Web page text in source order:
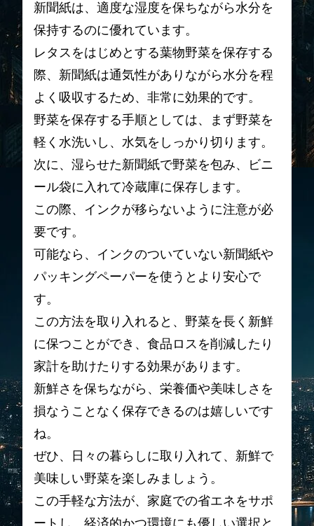
新聞紙は、適度な湿度を保ちながら水分を
保持するのに優れています。
レタスをはじめとする葉物野菜を保存する
際、新聞紙は通気性がありながら水分を程
よく吸収するため、非常に効果的です。
野菜を保存する手順としては、まず野菜を
軽く水洗いし、水気をしっかり切ります。
次に、湿らせた新聞紙で野菜を包み、ビニ
ール袋に入れて冷蔵庫に保存します。
この際、インクが移らないように注意が必
要です。
可能なら、インクのついていない新聞紙や
パッキングペーパーを使うとより安心で
す。
この方法を取り入れると、野菜を長く新鮮
に保つことができ、食品ロスを削減したり
家計を助けたりする効果があります。
新鮮さを保ちながら、栄養価や美味しさを
損なうことなく保存できるのは嬉しいです
ね。
ぜひ、日々の暮らしに取り入れて、新鮮で
美味しい野菜を楽しみましょう。
この手軽な方法が、家庭での省エネをサポ